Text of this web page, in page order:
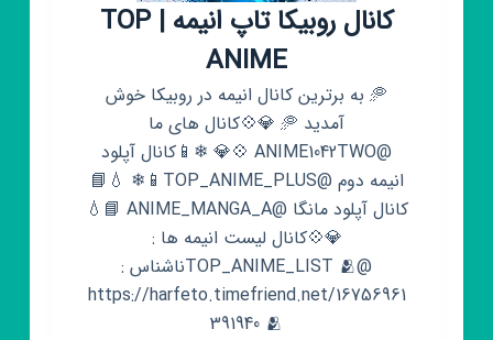
کانال روبیکا تاپ انیمه | TOP
ANIME
🥏 به برترین کانال انیمه در روبیکا خوش
آمدید 🥏 💎💠کانال های ما
@ANIME1042TWO 💠💎 ❄📱کانال آپلود
انیمه دوم @TOP_ANIME_PLUS📱❄ 💧📘
کانال آپلود مانگا @ANIME_MANGA_A 📘💧
💎💠کانال لیست انیمه ها :
@TOP_ANIME_LIST 🫂ناشناس :
https://harfeto.timefriend.net/16756961
391940 🫂